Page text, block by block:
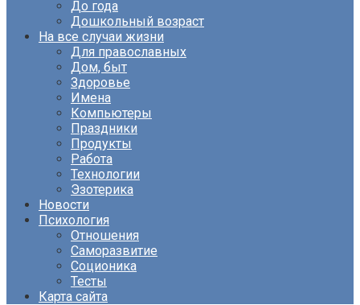
До года
Дошкольный возраст
На все случаи жизни
Для православных
Дом, быт
Здоровье
Имена
Компьютеры
Праздники
Продукты
Работа
Технологии
Эзотерика
Новости
Психология
Отношения
Саморазвитие
Соционика
Тесты
Карта сайта